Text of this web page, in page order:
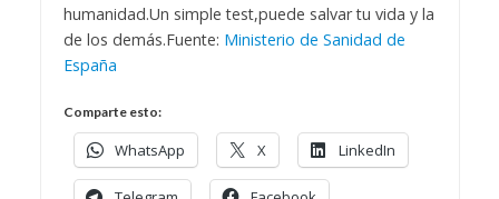
humanidad.Un simple test,puede salvar tu vida y la
de los demás.Fuente: Ministerio de Sanidad de
España
Comparte esto:
WhatsApp X LinkedIn